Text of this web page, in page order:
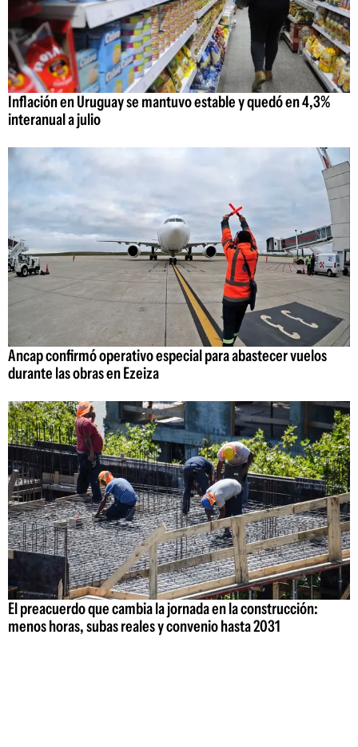
Inflación en Uruguay se mantuvo estable y quedó en 4,3%
interanual a julio
Ancap confirmó operativo especial para abastecer vuelos
durante las obras en Ezeiza
El preacuerdo que cambia la jornada en la construcción:
menos horas, subas reales y convenio hasta 2031